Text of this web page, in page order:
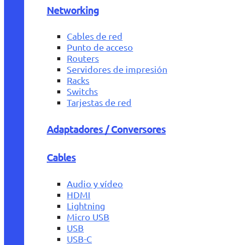
Networking
Cables de red
Punto de acceso
Routers
Servidores de impresión
Racks
Switchs
Tarjestas de red
Adaptadores / Conversores
Cables
Audio y vídeo
HDMI
Lightning
Micro USB
USB
USB-C